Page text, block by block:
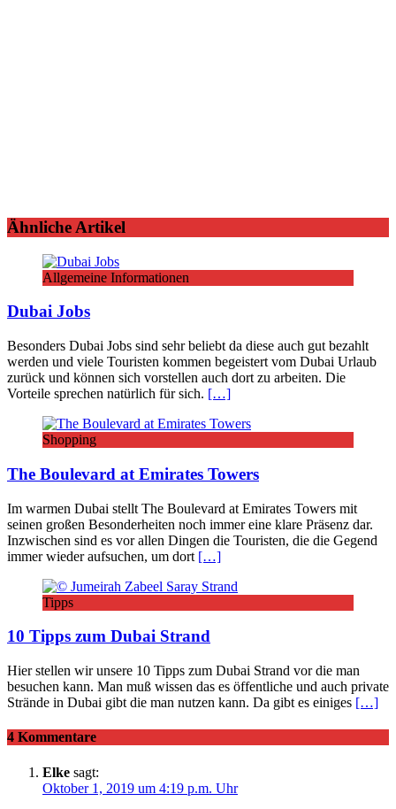
Ähnliche Artikel
Allgemeine Informationen
Dubai Jobs
Besonders Dubai Jobs sind sehr beliebt da diese auch gut bezahlt
werden und viele Touristen kommen begeistert vom Dubai Urlaub
zurück und können sich vorstellen auch dort zu arbeiten. Die
Vorteile sprechen natürlich für sich. […]
Shopping
The Boulevard at Emirates Towers
Im warmen Dubai stellt The Boulevard at Emirates Towers mit
seinen großen Besonderheiten noch immer eine klare Präsenz dar.
Inzwischen sind es vor allen Dingen die Touristen, die die Gegend
immer wieder aufsuchen, um dort […]
Tipps
10 Tipps zum Dubai Strand
Hier stellen wir unsere 10 Tipps zum Dubai Strand vor die man
besuchen kann. Man muß wissen das es öffentliche und auch private
Strände in Dubai gibt die man nutzen kann. Da gibt es einiges […]
4 Kommentare
Elke sagt:
Oktober 1, 2019 um 4:19 p.m. Uhr